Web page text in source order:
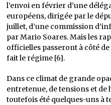
l’envoi en février d’une
européens, dirigée par le
juillet, d’une commission
par Mario Soares. Mais les
officielles passeront à côté
fait le régime [6].
Dans ce climat de grande
entretenue, de tensions et de
toutefois été quelques-uns à